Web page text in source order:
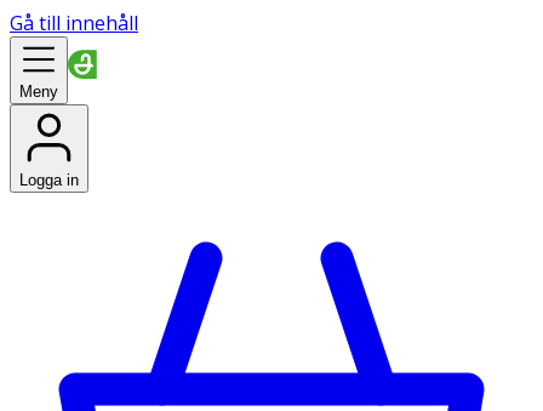
Gå till innehåll
Meny
Logga in